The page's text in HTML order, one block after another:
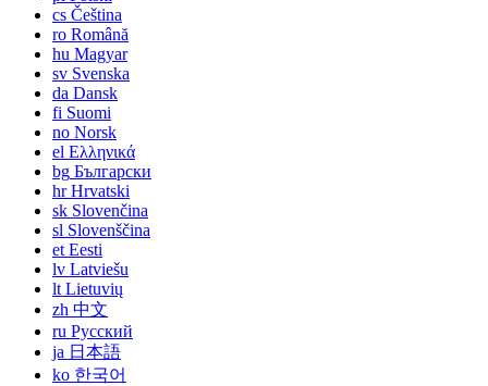
cs Čeština
ro Română
hu Magyar
sv Svenska
da Dansk
fi Suomi
no Norsk
el Ελληνικά
bg Български
hrHrvatski
sk Slovenčina
sl Slovenščina
et Eesti
lv Latviešu
lt Lietuvių
zh 中文
ru Русский
ja 日本語
ko 한국어